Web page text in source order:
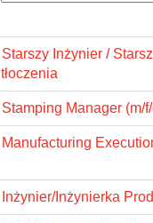
Starszy Inżynier /
tłoczenia
Stamping Manager (m/
Manufacturing
Inżynier/Inżynierka